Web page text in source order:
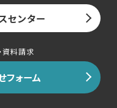
センター
資料請求
フォーム